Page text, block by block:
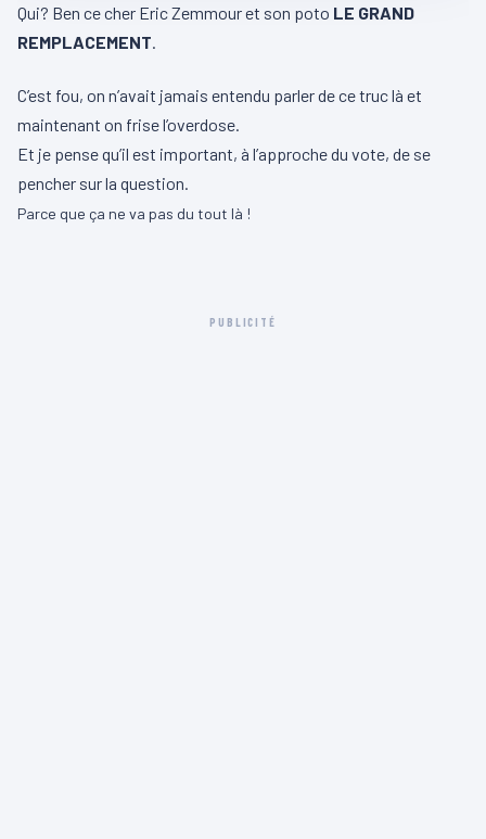
Qui? Ben ce cher Eric Zemmour et son poto LE GRAND
REMPLACEMENT.
C’est fou, on n’avait jamais entendu parler de ce truc là et
maintenant on frise l’overdose.
Et je pense qu’il est important, à l’approche du vote, de se
pencher sur la question.
Parce que ça ne va pas du tout là !
PUBLICITÉ